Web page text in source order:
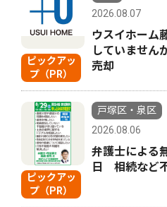
ピックアッ
プ（PR）
2026.08.07
ウスイホーム
していません
売却
ピックアッ
プ（PR）
戸塚区・泉区
2026.08.06
弁護士による
日 相続など